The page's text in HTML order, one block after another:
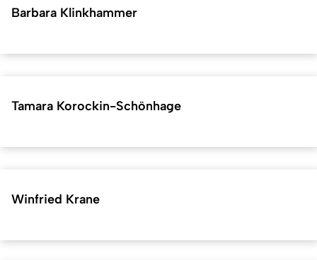
Barbara Klinkhammer
Tamara Korockin-Schönhage
Winfried Krane